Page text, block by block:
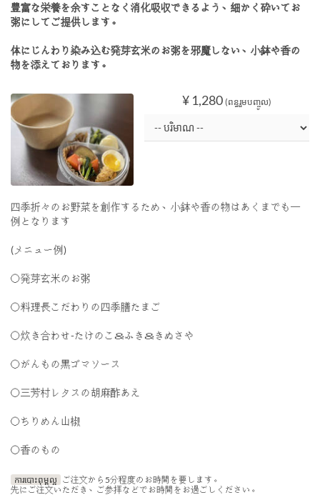
豊富な栄養を余すことなく消化吸収できるよう、細かく砕いてお
粥にしてご提供します。
体にじんわり染み込む発芽玄米のお粥を邪魔しない、小鉢や香の
物を添えております。
¥ 1,280 (ពន្ធរួមបញ្ចូល)
四季折々のお野菜を創作するため、小鉢や香の物はあくまでも一
例となります
(メニュー例)
〇発芽玄米のお粥
〇料理長こだわりの四季膳たまご
〇炊き合わせ-たけのこ＆ふき＆きぬさや
〇がんもの黒ゴマソース
〇三芳村レタスの胡麻酢あえ
〇ちりめん山椒
〇香のもの
ការបោះពុម្ពល្អ ご注文から5分程度のお時間を要します。
先にご注文いただき、ご参拝などでお時間をお過ごしください。